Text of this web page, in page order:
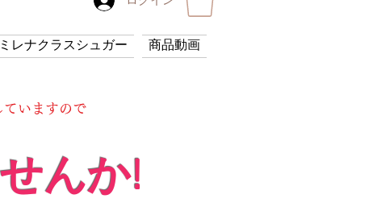
レナクラスシュガー 商品動画
ていますので
んか!